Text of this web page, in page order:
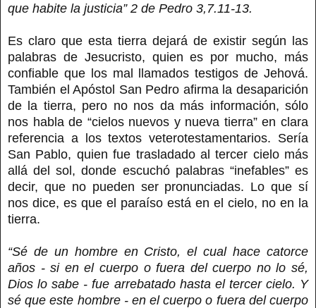
que habite la justicia” 2 de Pedro 3,7.11-13.
Es claro que esta tierra dejará de existir según las
palabras de Jesucristo, quien es por mucho, más
confiable que los mal llamados testigos de Jehová.
También el Apóstol San Pedro afirma la desaparición
de la tierra, pero no nos da más información, sólo
nos habla de “cielos nuevos y nueva tierra” en clara
referencia a los textos veterotestamentarios. Sería
San Pablo, quien fue trasladado al tercer cielo más
allá del sol, donde escuchó palabras “inefables” es
decir, que no pueden ser pronunciadas. Lo que sí
nos dice, es que el paraíso está en el cielo, no en la
tierra.
“Sé de un hombre en Cristo, el cual hace catorce
años - si en el cuerpo o fuera del cuerpo no lo sé,
Dios lo sabe - fue arrebatado hasta el tercer cielo. Y
sé que este hombre - en el cuerpo o fuera del cuerpo